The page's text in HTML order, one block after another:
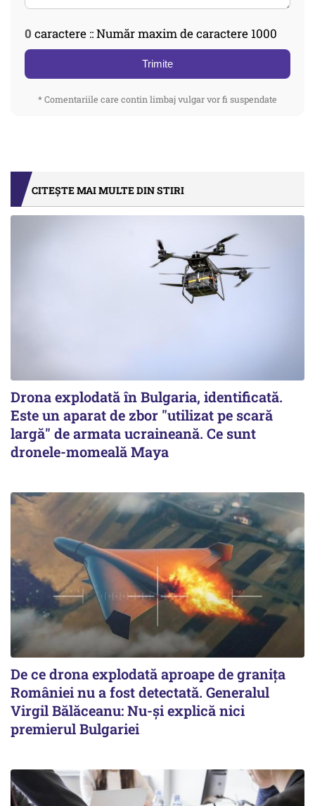
0 caractere :: Număr maxim de caractere 1000
Trimite
* Comentariile care contin limbaj vulgar vor fi suspendate
CITEȘTE MAI MULTE DIN STIRI
Drona explodată în Bulgaria, identificată.
Este un aparat de zbor "utilizat pe scară
largă" de armata ucraineană. Ce sunt
dronele-momeală Maya
De ce drona explodată aproape de granița
României nu a fost detectată. Generalul
Virgil Bălăceanu: Nu-și explică nici
premierul Bulgariei